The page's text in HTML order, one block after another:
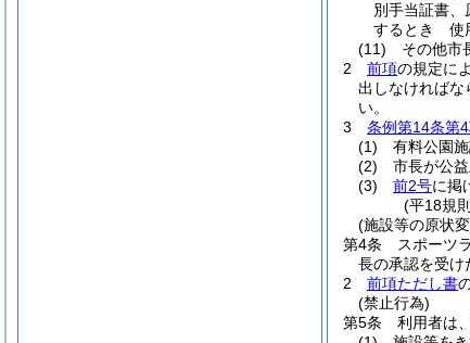
別手当証書
するとき 使
(11)
その他市
2
前項の規定に
出しなければな
い。
3
条例第14条第
(1)
有料公園
(2)
市長が公
(3)
前2号に掲
(平18規
(施設等の原状
第4条
スポーツ
長の承認を受け
2
前項ただし書
(禁止行為)
第5条
利用者は